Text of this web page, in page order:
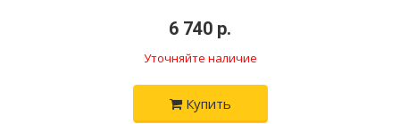
6 740 р.
Уточняйте наличие
Купить